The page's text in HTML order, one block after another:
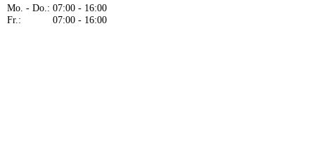
Mo. - Do.:
Fr.:
07:00 - 16:00
07:00 - 16:00